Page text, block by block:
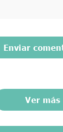
Ver más